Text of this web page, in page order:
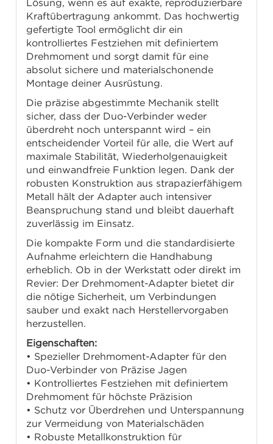
Lösung, wenn es auf exakte, reproduzierbare
Kraftübertragung ankommt. Das hochwertig
gefertigte Tool ermöglicht dir ein
kontrolliertes Festziehen mit definiertem
Drehmoment und sorgt damit für eine
absolut sichere und materialschonende
Montage deiner Ausrüstung.
Die präzise abgestimmte Mechanik stellt
sicher, dass der Duo-Verbinder weder
überdreht noch unterspannt wird – ein
entscheidender Vorteil für alle, die Wert auf
maximale Stabilität, Wiederholgenauigkeit
und einwandfreie Funktion legen. Dank der
robusten Konstruktion aus strapazierfähigem
Metall hält der Adapter auch intensiver
Beanspruchung stand und bleibt dauerhaft
zuverlässig im Einsatz.
Die kompakte Form und die standardisierte
Aufnahme erleichtern die Handhabung
erheblich. Ob in der Werkstatt oder direkt im
Revier: Der Drehmoment-Adapter bietet dir
die nötige Sicherheit, um Verbindungen
sauber und exakt nach Herstellervorgaben
herzustellen.
Eigenschaften:
• Spezieller Drehmoment-Adapter für den
Duo-Verbinder von Präzise Jagen
• Kontrolliertes Festziehen mit definiertem
Drehmoment für höchste Präzision
• Schutz vor Überdrehen und Unterspannung
zur Vermeidung von Materialschäden
• Robuste Metallkonstruktion für